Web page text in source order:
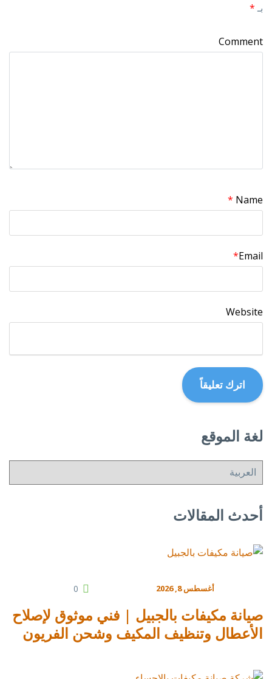
بـ*
Comment
Name
*
Email
*
Website
لغة الموقع
أحدث المقالات
أغسطس 8, 2026 0
صيانة مكيفات بالجبيل | فني موثوق لإصلاح
الأعطال وتنظيف المكيف وشحن الفريون